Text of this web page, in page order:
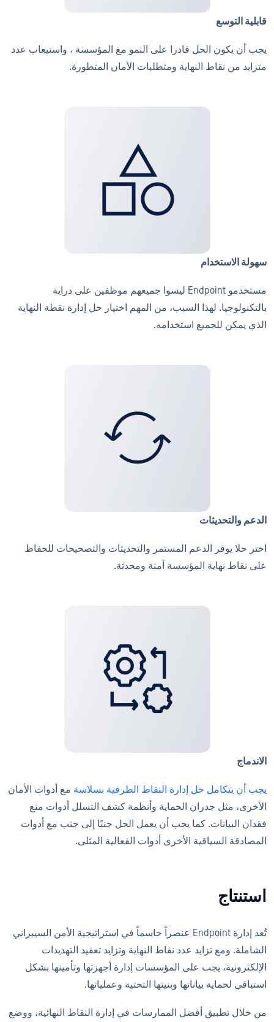
قابلية التوسع
يجب أن يكون الحل قادرا على النمو مع المؤسسة ، واستيعاب عدد
متزايد من نقاط النهاية ومتطلبات الأمان المتطورة.
سهولة الاستخدام
مستخدمو Endpoint ليسوا جميعهم موظفين على دراية
بالتكنولوجيا. لهذا السبب، من المهم اختيار حل إدارة نقطة النهاية
الذي يمكن للجميع استخدامه.
الدعم والتحديثات
اختر حلا يوفر الدعم المستمر والتحديثات والتصحيحات للحفاظ
على نقاط نهاية المؤسسة آمنة ومحدثة.
الاندماج
يجب أن يتكامل حل إدارة النقاط الطرفية بسلاسة مع أدوات الأمان
الأخرى، مثل جدران الحماية وأنظمة كشف التسلل أدوات منع
فقدان البيانات. كما يجب أن يعمل الحل جنبًا إلى جنب مع أدوات
المصادقة السياقية الأخرى أدوات الفعالية المثلى.
استنتاج
تُعد إدارة Endpoint عنصراً حاسماً في استراتيجية الأمن السيبراني
الشاملة. ومع تزايد عدد نقاط النهاية وتزايد تعقيد التهديدات
الإلكترونية، يجب على المؤسسات إدارة أجهزتها وتأمينها بشكل
استباقي لحماية بياناتها وبنيتها التحتية وعملياتها.
من خلال تطبيق أفضل الممارسات في إدارة النقاط النهائية، ووضع